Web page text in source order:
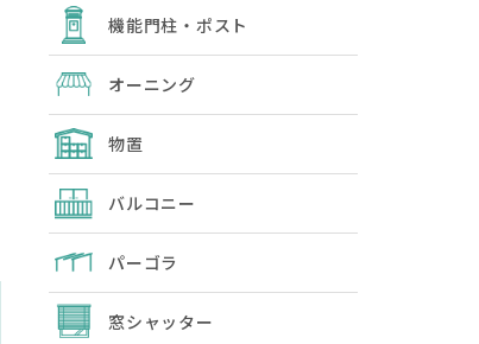
機能門柱・ポスト
オーニング
物置
バルコニー
パーゴラ
窓シャッター